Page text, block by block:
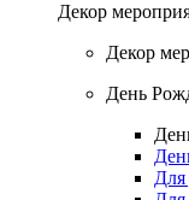
Декор
Декор
День
Для